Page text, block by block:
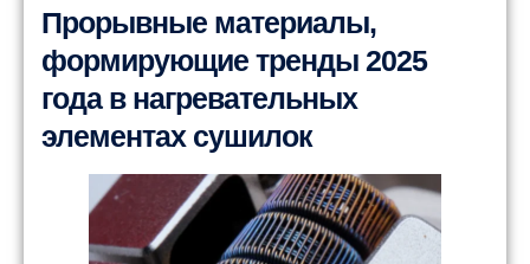
Прорывные материалы,
формирующие тренды 2025
года в нагревательных
элементах сушилок